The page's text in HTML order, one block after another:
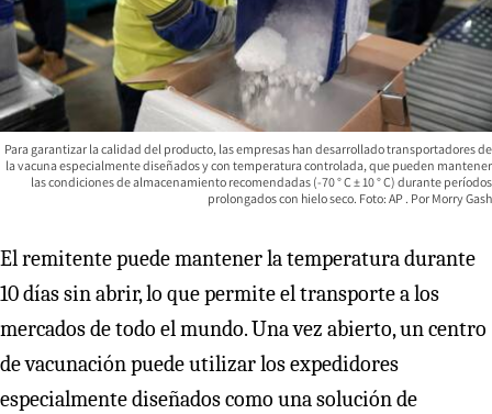
Para garantizar la calidad del producto, las empresas han desarrollado transportadores de
la vacuna especialmente diseñados y con temperatura controlada, que pueden mantener
las condiciones de almacenamiento recomendadas (-70 ° C ± 10 ° C) durante períodos
prolongados con hielo seco. Foto: AP
Morry Gash
El remitente puede mantener la temperatura durante
10 días sin abrir, lo que permite el transporte a los
mercados de todo el mundo. Una vez abierto, un centro
de vacunación puede utilizar los expedidores
especialmente diseñados como una solución de